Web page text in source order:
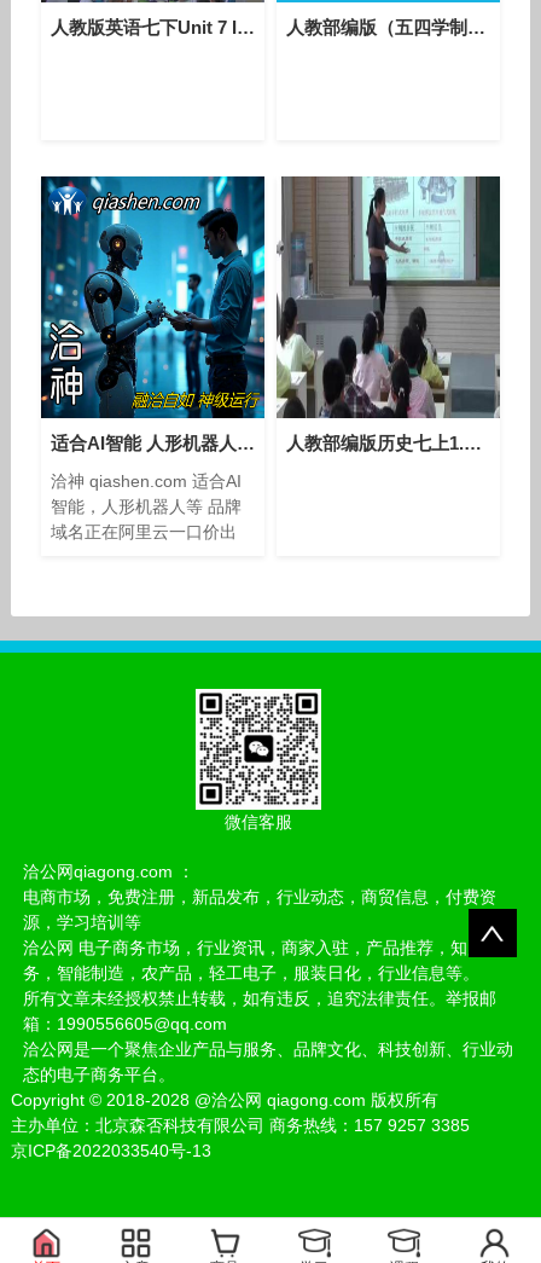
人教版英语七下Unit 7 It’s raining Section B 2a-2c课堂教学视频实录-瞿维 人教部编版（五四学制）语文六年级下册第15课《他们那时候多有趣》课堂教学视频实录-屠伊能
适合AI智能 人形机器人：洽神qiashen.com一个神奇的域名！
洽神 qiashen.com 适合AI
智能，人形机器人等 品牌
域名正在阿里云一口价出
人教部编版历史七上1.2《原始农耕生活》课堂视频实录-祝妮娜
微信客服
洽公网qiagong.com ：
电商市场，免费注册，新品发布，行业动态，商贸信息，付费资
源，学习培训等
洽公网 电子商务市场，行业资讯，商家入驻，产品推荐，知产服
务，智能制造，农产品，轻工电子，服装日化，行业信息等。
所有文章未经授权禁止转载，如有违反，追究法律责任。举报邮
箱：1990556605@qq.com
洽公网是一个聚焦企业产品与服务、品牌文化、科技创新、行业动
态的电子商务平台。
Copyright ©2018-2028 @洽公网 qiagong.com 版权所有
主办单位：北京森否科技有限公司 商务热线：157 9257 3385
京ICP备2022033540号-13